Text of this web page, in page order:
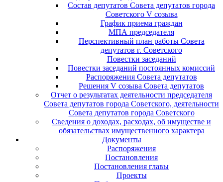
Состав депутатов Совета депутатов города
Советского V созыва
График приема граждан
МПА председателя
Перспективный план работы Совета
депутатов г. Советского
Повестки заседаний
Повестки заседаний постоянных комиссий
Распоряжения Совета депутатов
Решения V созыва Совета депутатов
Отчет о результатах деятельности председателя
Совета депутатов города Советского, деятельности
Совета депутатов города Советского
Сведения о доходах, расходах, об имуществе и
обязательствах имущественного характера
Документы
Распоряжения
Постановления
Постановления главы
Проекты